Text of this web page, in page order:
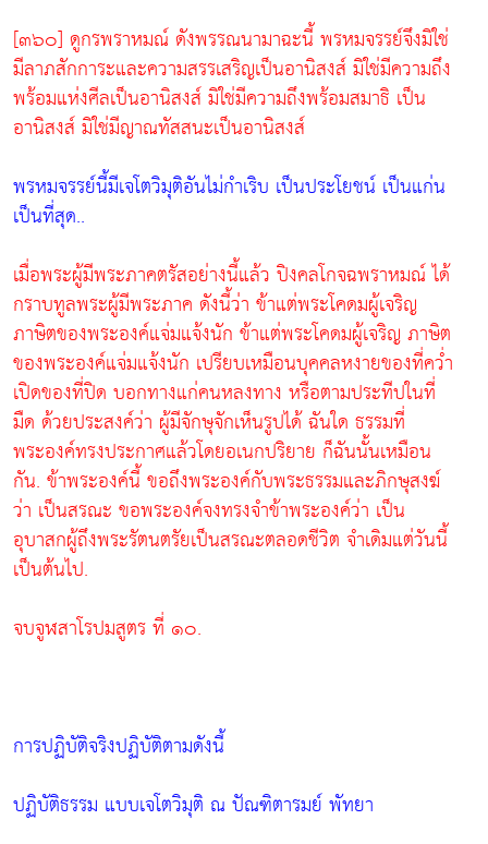
[๓๖๐] ดูกรพราหมณ์ ดังพรรณนามาฉะนี้ พรหมจรรย์จึงมิใช่
มีลาภสักการะและความสรรเสริญเป็นอานิสงส์ มิใช่มีความถึง
พร้อมแห่งศีลเป็นอานิสงส์ มิใช่มีความถึงพร้อมสมาธิ เป็น
อานิสงส์ มิใช่มีญาณทัสสนะเป็นอานิสงส์
พรหมจรรย์นี้มีเจโตวิมุติอันไม่กำเริบ เป็นประโยชน์ เป็นแก่น
เป็นที่สุด..
เมื่อพระผู้มีพระภาคตรัสอย่างนี้แล้ว ปิงคลโกจฉพราหมณ์ ได้
กราบทูลพระผู้มีพระภาค ดังนี้ว่า ข้าแต่พระโคดมผู้เจริญ
ภาษิตของพระองค์แจ่มแจ้งนัก ข้าแต่พระโคดมผู้เจริญ ภาษิต
ของพระองค์แจ่มแจ้งนัก เปรียบเหมือนบุคคลหงายของที่คว่ำ
เปิดของที่ปิด บอกทางแก่คนหลงทาง หรือตามประทีปในที่
มืด ด้วยประสงค์ว่า ผู้มีจักษุจักเห็นรูปได้ ฉันใด ธรรมที่
พระองค์ทรงประกาศแล้วโดยอเนกปริยาย ก็ฉันนั้นเหมือน
กัน. ข้าพระองค์นี้ ขอถึงพระองค์กับพระธรรมและภิกษุสงฆ์
ว่า เป็นสรณะ ขอพระองค์จงทรงจำข้าพระองค์ว่า เป็น
อุบาสกผู้ถึงพระรัตนตรัยเป็นสรณะตลอดชีวิต จำเดิมแต่วันนี้
เป็นต้นไป.
จบจูฬสาโรปมสูตร ที่ ๑๐.
การปฏิบัติจริงปฏิบัติตามดังนี้
ปฏิบัติธรรม แบบเจโตวิมุติ ณ ปัณฑิตารมย์ พัทยา